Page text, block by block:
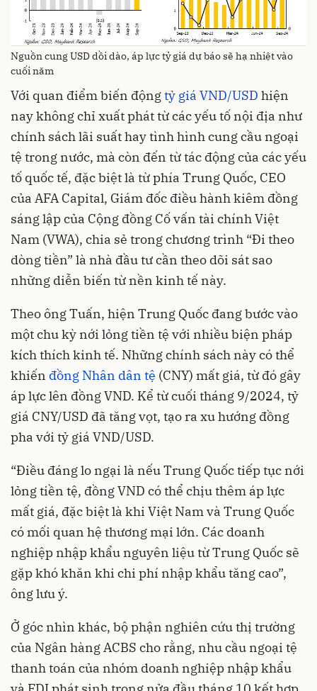
Nguồn cung USD dồi dào, áp lực tỷ giá dự báo sẽ hạ nhiệt vào
cuối năm
Với quan điểm biến độngtỷ giá VND/USD hiện
nay không chỉ xuất phát từ các yếu tố nội địa như
chính sách lãi suất hay tình hình cung cầu ngoại
tệ trong nước, mà còn đến từ tác động của các yếu
tố quốc tế, đặc biệt là từ phía Trung Quốc, CEO
của AFA Capital, Giám đốc điều hành kiêm đồng
sáng lập của Cộng đồng Cố vấn tài chính Việt
Nam (VWA), chia sẻ trong chương trình “Đi theo
dòng tiền” là nhà đầu tư cần theo dõi sát sao
những diễn biến từ nền kinh tế này.
Theo ông Tuấn, hiện Trung Quốc đang bước vào
một chu kỳ nới lỏng tiền tệ với nhiều biện pháp
kích thích kinh tế. Những chính sách này có thể
khiến đồng Nhân dân tệ (CNY) mất giá, từ đó gây
áp lực lên đồng VND. Kể từ cuối tháng 9/2024, tỷ
giá CNY/USD đã tăng vọt, tạo ra xu hướng đồng
pha với tỷ giá VND/USD​.
“Điều đáng lo ngại là nếu Trung Quốc tiếp tục nới
lỏng tiền tệ, đồng VND có thể chịu thêm áp lực
mất giá, đặc biệt là khi Việt Nam và Trung Quốc
có mối quan hệ thương mại lớn. Các doanh
nghiệp nhập khẩu nguyên liệu từ Trung Quốc sẽ
gặp khó khăn khi chi phí nhập khẩu tăng cao”,
ông lưu ý.
Ở góc nhìn khác, bộ phận nghiên cứu thị trường
của Ngân hàng ACBS cho rằng, nhu cầu ngoại tệ
thanh toán của nhóm doanh nghiệp nhập khẩu